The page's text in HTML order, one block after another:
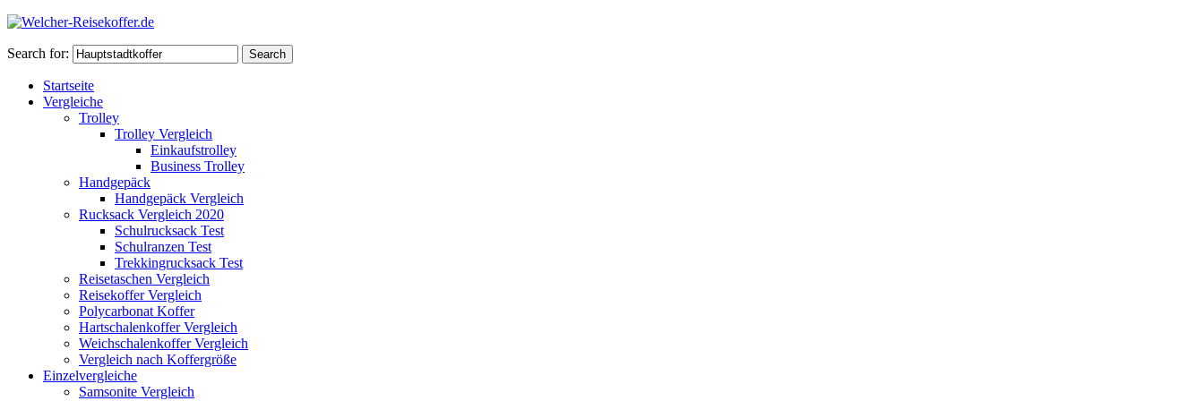
Search for: Search
Startseite
Vergleiche
Trolley
Trolley Vergleich
Einkaufstrolley
Business Trolley
Handgepäck
Handgepäck Vergleich
Rucksack Vergleich 2020
Schulrucksack Test
Schulranzen Test
Trekkingrucksack Test
Reisetaschen Vergleich
Reisekoffer Vergleich
Polycarbonat Koffer
Hartschalenkoffer Vergleich
Weichschalenkoffer Vergleich
Vergleich nach Koffergröße
Einzelvergleiche
Samsonite Vergleich